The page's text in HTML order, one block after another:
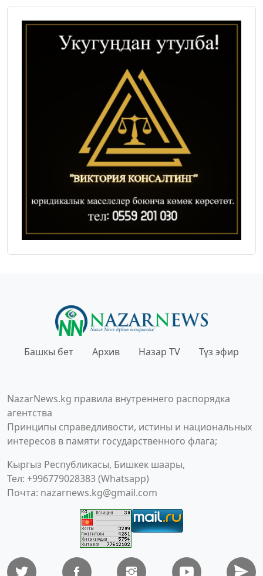
Башкы бет Архив Назар TV Түз эфир
NazarNews.kg правила внутреннего распорядка
агентства
Принципы справедливости, истины и национальных
интересов в памяти государственного флага;
Кыргыз Республикасы, Бишкек шаары,
Тел: +996779028383 (Whatsapp)
Почта: nazarnews.kg@gmail.com